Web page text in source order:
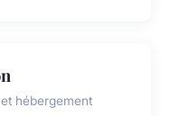
hébergement